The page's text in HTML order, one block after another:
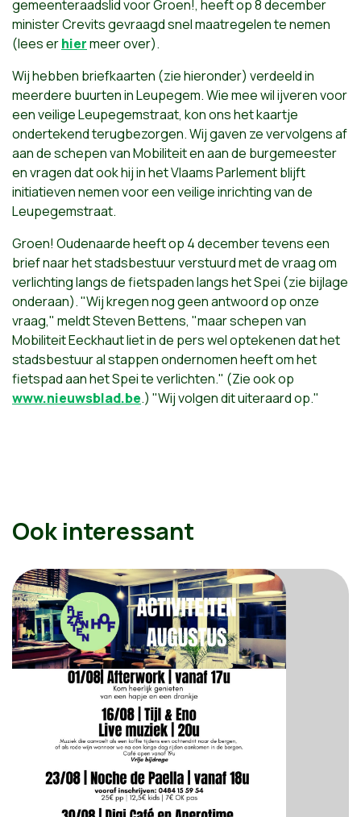
gemeenteraadslid voor Groen!, heeft op 8 december
minister Crevits gevraagd snel maatregelen te nemen
(lees erhiermeer over).
Wij hebben briefkaarten (zie hieronder) verdeeld in
meerdere buurten in Leupegem. Wie mee wil ijveren voor
een veilige Leupegemstraat, kon ons het kaartje
ondertekend terugbezorgen. Wij gaven ze vervolgens af
aan de schepen van Mobiliteit en aan de burgemeester
en vragen dat ook hij in het Vlaams Parlement blijft
initiatieven nemen voor een veilige inrichting van de
Leupegemstraat.
Groen! Oudenaarde heeft op 4 december tevens een
brief naar het stadsbestuur verstuurd met de vraag om
verlichting langs de fietspaden langs het Spei (zie bijlage
onderaan). "Wij kregen nog geen antwoord op onze
vraag," meldt Steven Bettens, "maar schepen van
Mobiliteit Eeckhaut liet in de pers wel optekenen dat het
stadsbestuur al stappen ondernomen heeft om het
fietspad aan het Spei te verlichten." (Zie ook op
www.nieuwsblad.be.) "Wij volgen dit uiteraard op."
Ook interessant